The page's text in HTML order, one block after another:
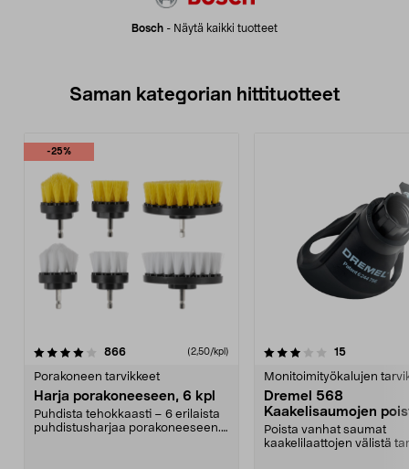
Bosch - Näytä kaikki tuotteet
Saman kategorian hittituotteet
-25%
866arvostelut (2,50/kpl)
Porakoneen tarvikkeet
Harja porakoneeseen, 6 kpl
Puhdista tehokkaasti – 6 erilaista
puhdistusharjaa porakoneeseen.
3.5 viidestä
15arvostelut
Monitoimityökalujen
Dremel 568
Kaakelisaumojen
2 osaa
Poista vanhat saumat
kaakelilaattojen välistä
4.0 viidestä